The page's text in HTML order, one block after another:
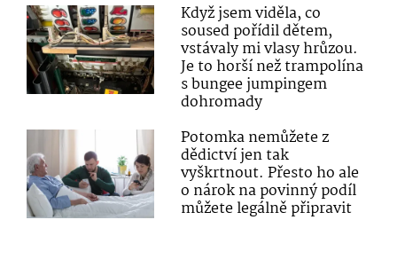
Když jsem viděla, co
soused pořídil dětem,
vstávaly mi vlasy hrůzou.
Je to horší než trampolína
s bungee jumpingem
dohromady
Potomka nemůžete z
dědictví jen tak
vyškrtnout. Přesto ho ale
o nárok na povinný podíl
můžete legálně připravit